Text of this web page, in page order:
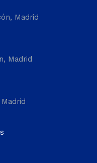
Madrid
Madrid